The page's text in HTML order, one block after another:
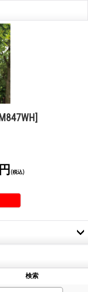
(税込)
検索